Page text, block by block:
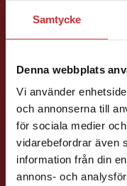
Samtycke
Denna webbplats
Vi använder
och annonserna till
för sociala medier
vidarebefordrar även
information från din
annons- och